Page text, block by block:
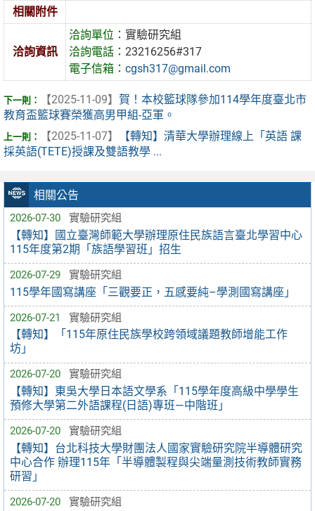
相關公告
2026-07-30 實驗研究組
【轉知】國立臺灣師範大學辦理原住民族語言臺北學習中心
115年度第2期「族語學習班」招生
2026-07-29 實驗研究組
115學年國寫講座「三觀要正，五感要純–學測國寫講座」
2026-07-21 實驗研究組
【轉知】「115年原住民族學校跨領域議題教師增能工作
坊」
2026-07-20 實驗研究組
【轉知】東吳大學日本語文學系「115學年度高級中學學生
預修大學第二外語課程(日語)專班—中階班」
2026-07-20 實驗研究組
【轉知】台北科技大學財團法人國家實驗研究院半導體研究
中心合作 辦理115年「半導體製程與尖端量測技術教師實務
研習」
2026-07-20 實驗研究組
相關附件
洽詢資訊
洽詢單位：實驗研究組
洽詢電話：23216256#317
電子信箱：cgsh317@gmail.com
【2025-11-09】 賀！本校籃球隊參加114學年度臺北市
教育盃籃球賽榮獲高男甲組-亞軍。
【2025-11-07】
【轉知】清華大學辦理線上「英語 課
採英語(TETE)授課及雙語教學 ...